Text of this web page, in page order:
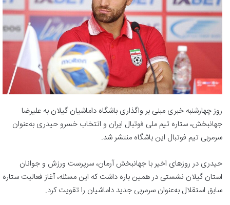
روز چهارشنبه خبری مبنی بر واگذاری باشگاه داماشیان گیلان به علیرضا
جهانبخش، ستاره تیم ملی فوتبال ایران و انتخاب خسرو حیدری به‌عنوان
سرمربی تیم فوتبال این باشگاه منتشر شد.
حیدری در روزهای اخیر با جهانبخش آرمان، سرپرست ورزش و جوانان
استان گیلان نشستی در همین باره داشت که این مسئله، آغاز فعالیت ستاره
سابق استقلال به‌عنوان سرمربی جدید داماشیان را تقویت کرد.